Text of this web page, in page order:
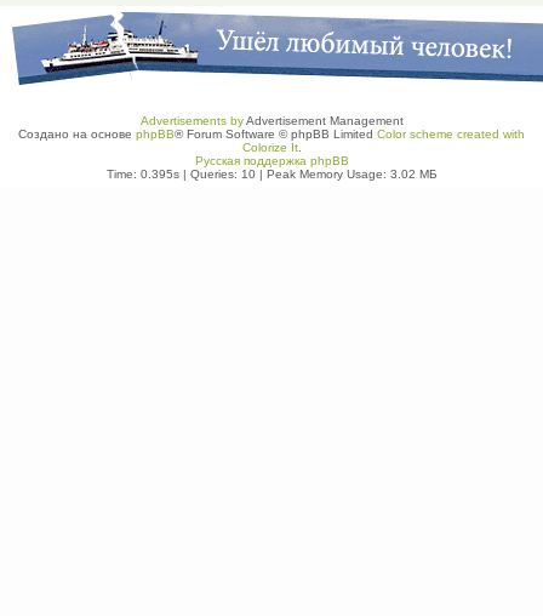
Advertisements byAdvertisement Management
Создано на основе phpBB® Forum Software © phpBB Limited Color scheme created with
Colorize It.
Русская поддержка phpBB
Time: 0.395s| Queries: 10| Peak Memory Usage: 3.02 МБ